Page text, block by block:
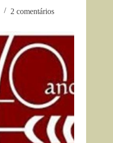
2 comentários